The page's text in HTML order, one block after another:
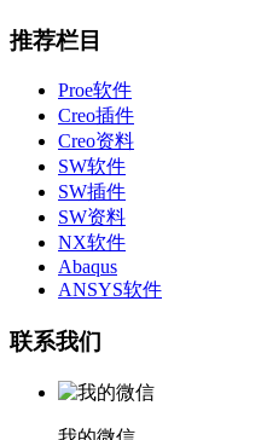
推荐栏目
Proe软件
Creo插件
Creo资料
SW软件
SW插件
SW资料
NX软件
Abaqus
ANSYS软件
联系我们